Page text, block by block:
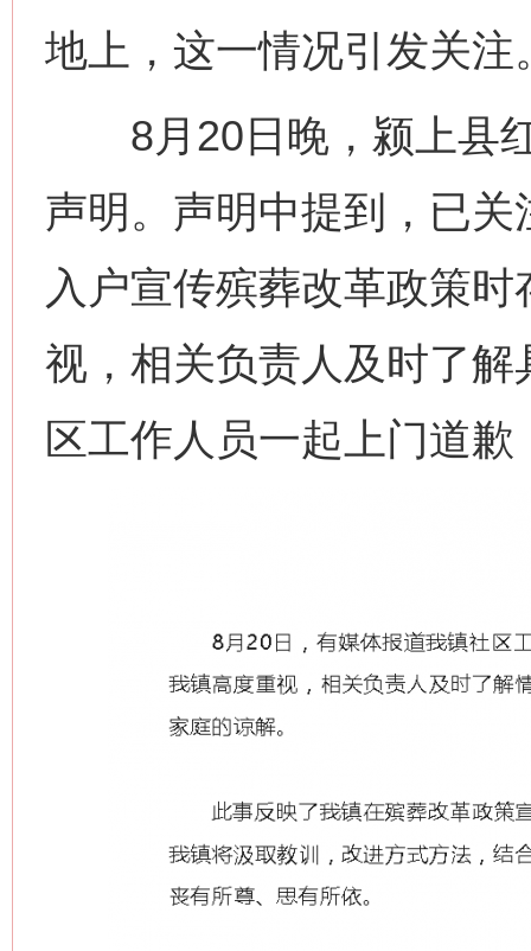
地上，这一情况引发关注
8月20日晚，颍上县红
声明。声明中提到，已
入户宣传殡葬改革政策
视，相关负责人及时了
区工作人员一起上门道